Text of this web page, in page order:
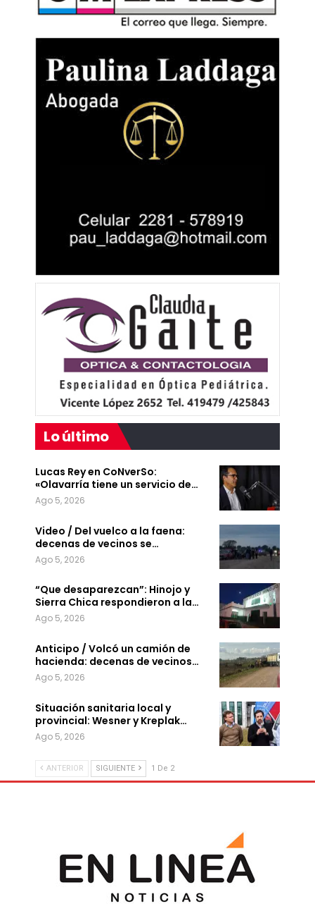
Lo último
Lucas Rey en CoNverSo:
«Olavarría tiene un servicio de…
Ago 5, 2026
Video / Del vuelco a la faena:
decenas de vecinos se…
Ago 5, 2026
“Que desaparezcan”: Hinojo y
Sierra Chica respondieron a la…
Ago 5, 2026
Anticipo / Volcó un camión de
hacienda: decenas de vecinos…
Ago 5, 2026
Situación sanitaria local y
provincial: Wesner y Kreplak…
Ago 5, 2026
ANTERIOR SIGUIENTE 1 De 2